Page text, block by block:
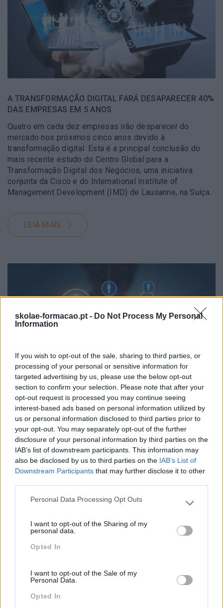
skolae-formacao.pt - Do Not Process My Personal
Information
If you wish to opt-out of the sale, sharing to third parties, or
processing of your personal or sensitive information for
targeted advertising by us, please use the below opt-out
section to confirm your selection. Please note that after your
opt-out request is processed you may continue seeing
interest-based ads based on personal information utilized by
us or personal information disclosed to third parties prior to
your opt-out. You may separately opt-out of the further
disclosure of your personal information by third parties on the
IAB’s list of downstream participants. This information may
also be disclosed by us to third parties on the IAB’s List of
Downstream Participants that may further disclose it to other
Please note that this website/app uses one or more Google
not limited to your visit or usage behaviour. You may click to
grant or deny consent to Google and its third-party tags to
use your data for below specified purposes in below Google
Personal Data Processing Opt Outs
I want to opt-out of the Sharing of my
personal data.
Opted In
I want to opt-out of the Sale of my
Personal Data.
Opted In
A TRANSFORMAÇÃO DIGITAL FARÁ DESAPARECER 40%
DAS EMPRESAS EM 5 ANOS
Quatro em cada dez empresas irão desparecer do
mercado nos próximos cinco anos devido à
transformação digital. Esta é a principal conclusão do
mais recente estudo do Centro Global para a
Transformação Digital dos Negócios, uma iniciativa
conjunta da Cisco e do International Institute of
Management Development (IMD) de Lausanne, na Suíça.
LEIA MAIS
DEVEM OS CEOS TER PERFIL NAS REDES SOCIAIS?
Devem ou não os gestores das empresas ter um perfil
nas redes sociais? Esse perfil deve ser ativo ou apenas
com informação institucional? Afinal gere-se ou não
através da Internet? Aa respostas a todas estas
questões neste artigo.
LEIA MAIS
Pesquisa